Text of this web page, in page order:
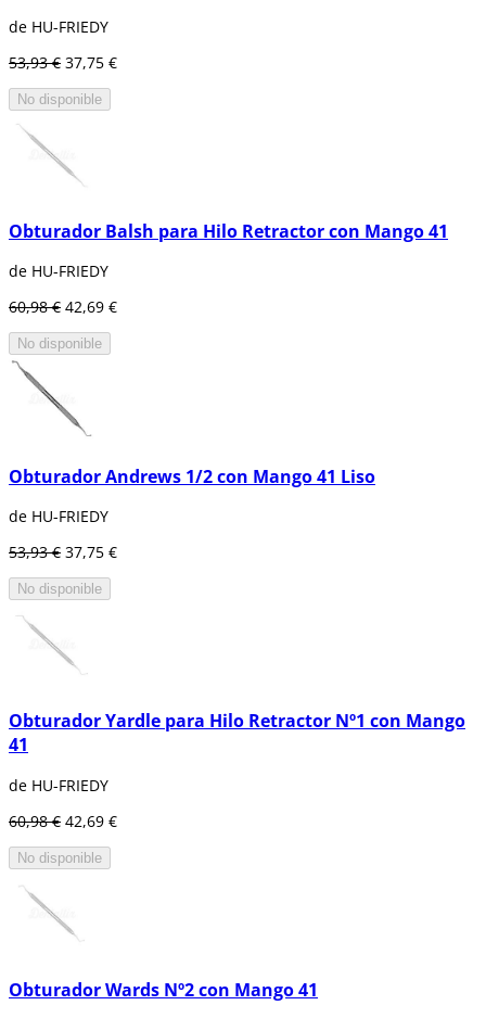
de HU-FRIEDY
53,93 € 37,75 €
No disponible
Obturador Balsh para Hilo Retractor con Mango 41
de HU-FRIEDY
60,98 € 42,69 €
No disponible
Obturador Andrews 1/2 con Mango 41 Liso
de HU-FRIEDY
53,93 € 37,75 €
No disponible
Obturador Yardle para Hilo Retractor Nº1 con Mango
41
de HU-FRIEDY
60,98 € 42,69 €
No disponible
Obturador Wards Nº2 con Mango 41